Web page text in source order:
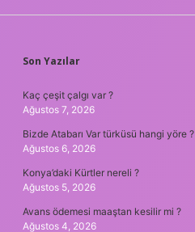
SIDEBAR
Son Yazılar
Kaç çeşit çalgı var ?
Ağustos 7, 2026
Bizde Atabarı Var türküsü hangi yöre ?
Ağustos 6, 2026
Konya’daki Kürtler nereli ?
Ağustos 5, 2026
Avans ödemesi maaştan kesilir mi ?
Ağustos 4, 2026